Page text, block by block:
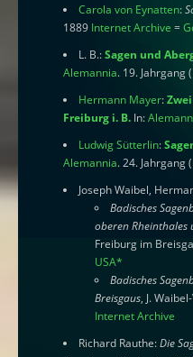
Carola von Eynatten:
1889 Internet Archive =
L. B.:Sagen und
Alemannia. 19. Jahrgang
Hermann Mayer:
Freiburg i. B. In:
Ludwig Sütterlin:
Alemannia. 24. Jahrgang
Joseph Waibel,
Badisches
oberen Rheinthales
Freiburg im
USA*
Badisches
Breisgaus, J.
Internet Archive
Richard Rauthe:Die